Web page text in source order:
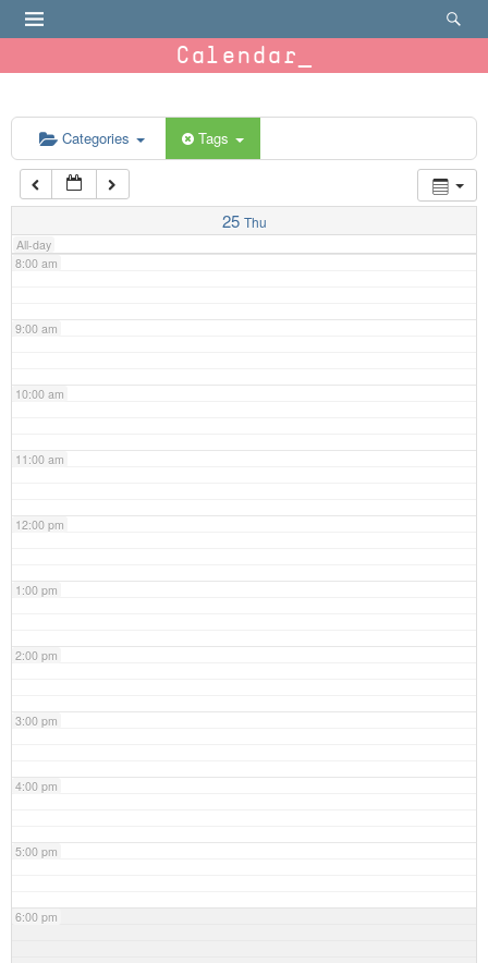
Calendar
Categories Tags
25 Thu
All-day
6:00 am
7:00 am
8:00 am
9:00 am
10:00 am
11:00 am
12:00 pm
1:00 pm
2:00 pm
3:00 pm
4:00 pm
5:00 pm
6:00 pm